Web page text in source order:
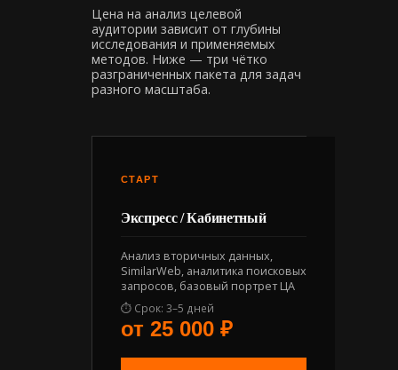
Цена на анализ целевой
аудитории зависит от глубины
исследования и применяемых
методов. Ниже — три чётко
разграниченных пакета для задач
разного масштаба.
СТАРТ
Экспресс / Кабинетный
Анализ вторичных данных,
SimilarWeb, аналитика поисковых
запросов, базовый портрет ЦА
⏱ Срок: 3–5 дней
от 25 000 ₽